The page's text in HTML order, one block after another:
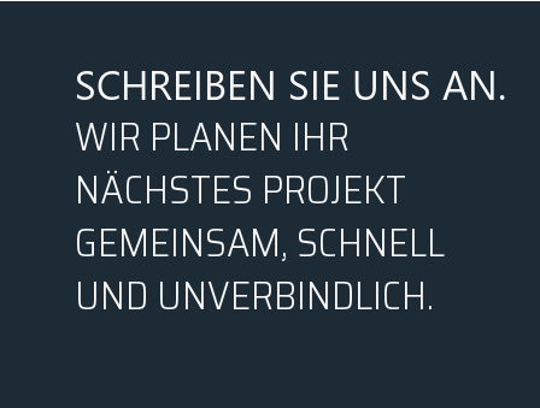
SCHREIBEN SIE UNS AN.
WIR PLANEN IHR
NÄCHSTES PROJEKT
GEMEINSAM, SCHNELL
UND UNVERBINDLICH.